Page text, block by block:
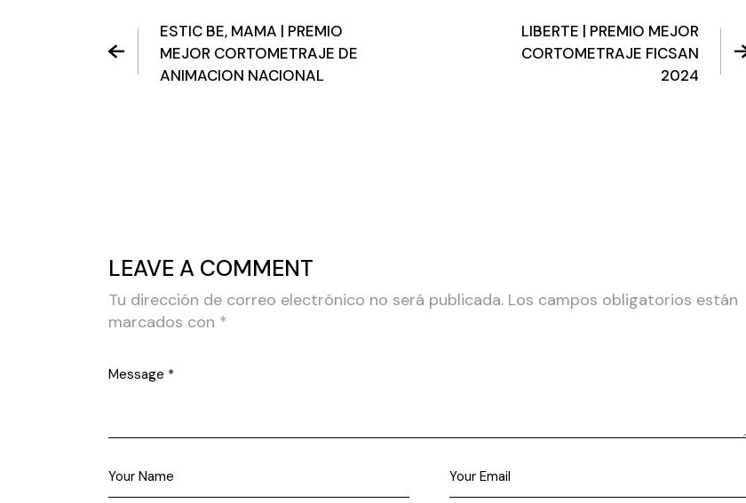
ESTIC BE, MAMA | PREMIO
MEJOR CORTOMETRAJE DE
ANIMACION NACIONAL
LIBERTE | PREMIO MEJOR
CORTOMETRAJE FICSAN
2024
LEAVE A COMMENT
Tu dirección de correo electrónico no será publicada. Los campos obligatorios están
marcados con *